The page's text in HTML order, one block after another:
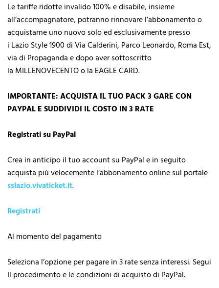
Le tariffe ridotte invalido 100% e disabile, insieme
all’accompagnatore, potranno rinnovare l’abbonamento o
acquistarne uno nuovo solo ed esclusivamente presso
i Lazio Style 1900 di Via Calderini, Parco Leonardo, Roma Est,
via di Propaganda e dopo aver sottoscritto
la MILLENOVECENTO o la EAGLE CARD.
IMPORTANTE: ACQUISTA IL TUO PACK 3 GARE CON
PAYPAL E SUDDIVIDI IL COSTO IN 3 RATE
Registrati su PayPal
Crea in anticipo il tuo account su PayPal e in seguito
acquista più velocemente l’abbonamento online sul portale
sslazio.vivaticket.it.
Registrati
Al momento del pagamento
Seleziona l’opzione per pagare in 3 rate senza interessi. Segui
Il procedimento e le condizioni di acquisto di PayPal.